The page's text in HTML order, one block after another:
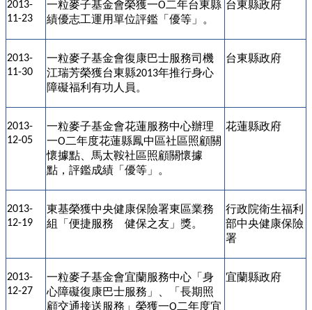
2013-
11-23
一粒麥子基金會榮獲一O二年台東縣
績優志工運用單位評鑑「優等」。
台東縣政府
2013-
11-30
一粒麥子基金會復康巴士服務司機
江瑞芳榮獲台東縣2013年推行身心
障礙福利有功人員。
台東縣政府
2013-
12-05
一粒麥子基金會花蓮服務中心辦理
一O二年度花蓮縣鳳中區社區照顧關
懷據點、馬太鞍社區照顧關懷據
點，評鑑成績「優等」。
花蓮縣政府
2013-
12-19
東基榮獲中央健康保險署東區業務
組「便捷服務 健保之友」獎。
行政院衛生福利
部中央健康保險
署
2013-
12-27
一粒麥子基金會宜蘭服務中心「身
心障礙復康巴士服務」、「長期照
顧交通接送服務」榮獲一O二年度宜
宜蘭縣政府